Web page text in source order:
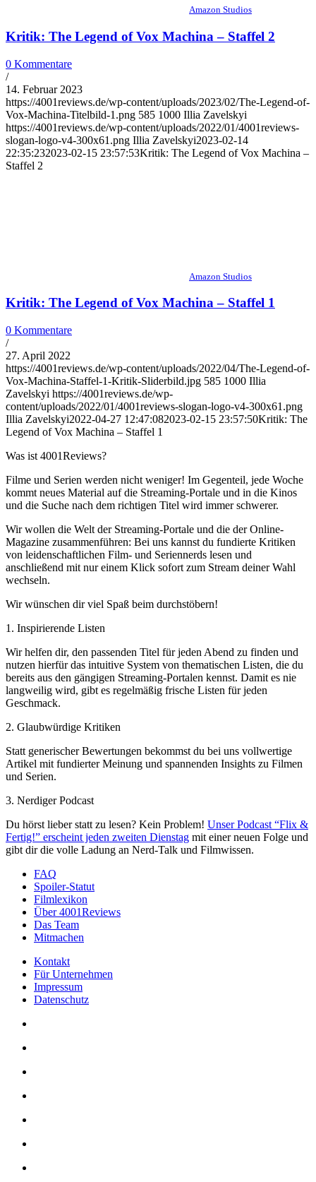
Amazon Studios
Kritik: The Legend of Vox Machina – Staffel 2
0 Kommentare
/
14. Februar 2023
https://4001reviews.de/wp-content/uploads/2023/02/The-Legend-of-
Vox-Machina-Titelbild-1.png 585 1000 Illia Zavelskyi
https://4001reviews.de/wp-content/uploads/2022/01/4001reviews-
slogan-logo-v4-300x61.png Illia Zavelskyi2023-02-14
22:35:232023-02-15 23:57:53Kritik: The Legend of Vox Machina –
Staffel 2
Amazon Studios
Kritik: The Legend of Vox Machina – Staffel 1
0 Kommentare
/
27. April 2022
https://4001reviews.de/wp-content/uploads/2022/04/The-Legend-of-
Vox-Machina-Staffel-1-Kritik-Sliderbild.jpg 585 1000 Illia
Zavelskyi https://4001reviews.de/wp-
content/uploads/2022/01/4001reviews-slogan-logo-v4-300x61.png
Illia Zavelskyi2022-04-27 12:47:082023-02-15 23:57:50Kritik: The
Legend of Vox Machina – Staffel 1
Was ist 4001Reviews?
Filme und Serien werden nicht weniger! Im Gegenteil, jede Woche
kommt neues Material auf die Streaming-Portale und in die Kinos
und die Suche nach dem richtigen Titel wird immer schwerer.
Wir wollen die Welt der Streaming-Portale und die der Online-
Magazine zusammenführen: Bei uns kannst du fundierte Kritiken
von leidenschaftlichen Film- und Seriennerds lesen und
anschließend mit nur einem Klick sofort zum Stream deiner Wahl
wechseln.
Wir wünschen dir viel Spaß beim durchstöbern!
1. Inspirierende Listen
Wir helfen dir, den passenden Titel für jeden Abend zu finden und
nutzen hierfür das intuitive System von thematischen Listen, die du
bereits aus den gängigen Streaming-Portalen kennst. Damit es nie
langweilig wird, gibt es regelmäßig frische Listen für jeden
Geschmack.
2. Glaubwürdige Kritiken
Statt generischer Bewertungen bekommst du bei uns vollwertige
Artikel mit fundierter Meinung und spannenden Insights zu Filmen
und Serien.
3. Nerdiger Podcast
Du hörst lieber statt zu lesen? Kein Problem! Unser Podcast “Flix &
Fertig!” erscheint jeden zweiten Dienstag mit einer neuen Folge und
gibt dir die volle Ladung an Nerd-Talk und Filmwissen.
FAQ
Spoiler-Statut
Filmlexikon
Über 4001Reviews
Das Team
Mitmachen
Kontakt
Für Unternehmen
Impressum
Datenschutz